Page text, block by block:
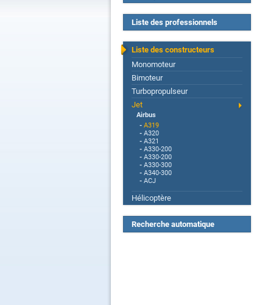
Liste des professionnels
Liste des constructeurs
Monomoteur
Bimoteur
Turbopropulseur
Jet
Airbus
- A319
- A320
- A321
- A330-200
- A330-200
- A330-300
- A340-300
- ACJ
Hélicoptère
Recherche automatique